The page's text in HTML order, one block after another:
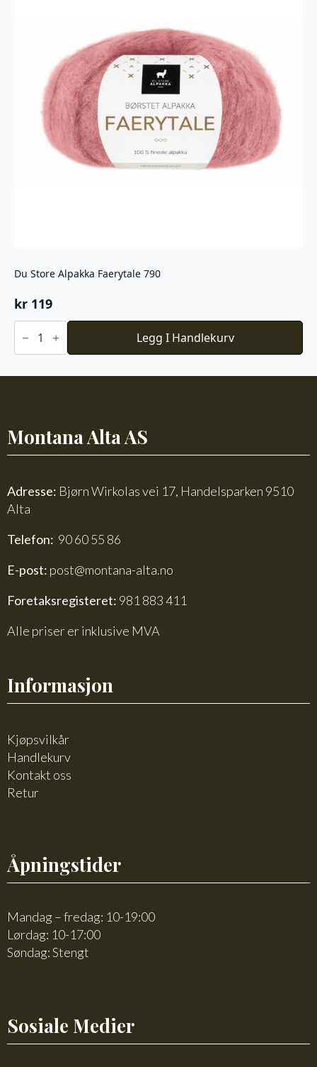
Du Store Alpakka Faerytale 790
kr 119
Du
Store
Faerytale
Legg I Handlekurv
Montana Alta AS
Adresse: Bjørn Wirkolas vei 17, Handelsparken 9510
Alta
Telefon: 90 60 55 86
E-post: post@montana-alta.no
Foretaksregisteret: 981 883 411
Alle priser er inklusive MVA
Informasjon
Kjøpsvilkår
Handlekurv
Kontakt oss
Retur
Åpningstider
Mandag – fredag: 10-19:00
Lørdag: 10-17:00
Søndag: Stengt
Sosiale Medier